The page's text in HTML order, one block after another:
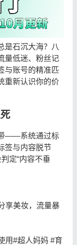
是石沉大海？八
量低迷、粉丝记
与账号的精准匹
重新认识你的价
——系统通过标
签与内容脱节
定“内容不垂
享美妆，流量暴
用#超人妈妈 #育